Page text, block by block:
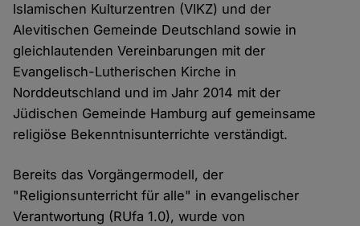
Islamischen Kulturzentren (VIKZ) und der
Alevitischen Gemeinde Deutschland sowie in
gleichlautenden Vereinbarungen mit der
Evangelisch-Lutherischen Kirche in
Norddeutschland und im Jahr 2014 mit der
Jüdischen Gemeinde Hamburg auf gemeinsame
religiöse Bekenntnisunterrichte verständigt.
Bereits das Vorgängermodell, der
"Religionsunterricht für alle" in evangelischer
Verantwortung (RUfa 1.0), wurde von